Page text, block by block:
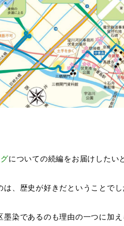
についての続編をお届けしたい
、歴史が好きだということで
染であるのも理由の一つに加